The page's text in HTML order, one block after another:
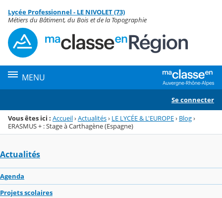
Menu de la rubrique
Contenu
Lycée Professionnel - LE NIVOLET (73)
Métiers du Bâtiment, du Bois et de la Topographie
MENU
Se connecter
Vous êtes ici : Accueil›Actualités› LE LYCÉE & L'EUROPE› Blog›
ERASMUS + : Stage à Carthagène (Espagne)
Actualités
Agenda
Projets scolaires